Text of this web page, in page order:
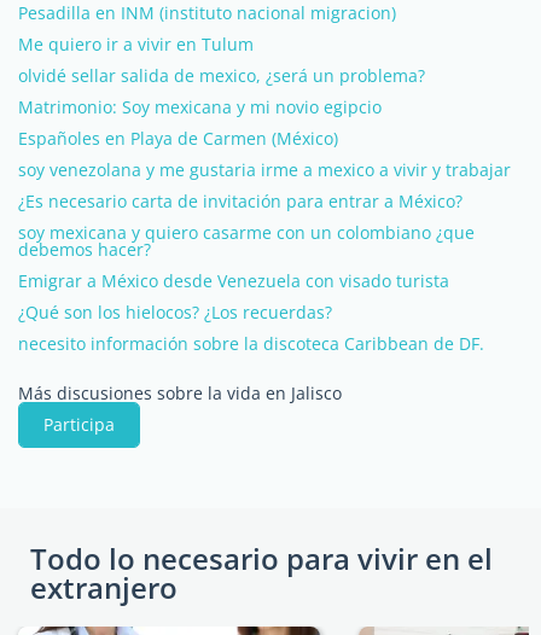
Pesadilla en INM (instituto nacional migracion)
Me quiero ir a vivir en Tulum
olvidé sellar salida de mexico, ¿será un problema?
Matrimonio: Soy mexicana y mi novio egipcio
Españoles en Playa de Carmen (México)
soy venezolana y me gustaria irme a mexico a vivir y trabajar
¿Es necesario carta de invitación para entrar a México?
soy mexicana y quiero casarme con un colombiano ¿que
debemos hacer?
Emigrar a México desde Venezuela con visado turista
¿Qué son los hielocos? ¿Los recuerdas?
necesito información sobre la discoteca Caribbean de DF.
Más discusiones sobre la vida en Jalisco
Participa
Todo lo necesario para vivir en el
extranjero